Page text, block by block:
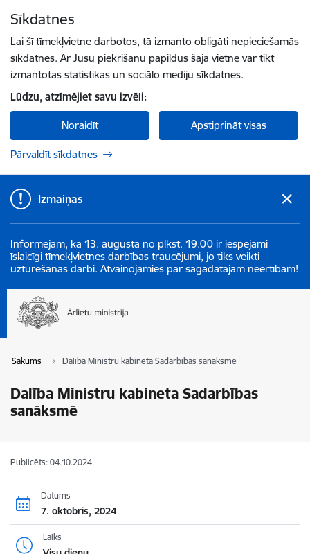
Sīkdatnes
Lai šī tīmekļvietne darbotos, tā izmanto obligāti nepieciešamās
sīkdatnes. Ar Jūsu piekrišanu papildus šajā vietnē var tikt
izmantotas statistikas un sociālo mediju sīkdatnes.
Lūdzu, atzīmējiet savu izvēli:
Noraidīt Apstiprināt visas
Pārvaldīt sīkdatnes
Izmaiņas
Informējam, ka 13. augustā no plkst. 19.00 ir iespējami
īslaicīgi tīmekļvietnes darbības traucējumi, jo tiks veikti
uzturēšanas darbi. Atvainojamies par sagādātajām neērtībām!
Sākums Dalība Ministru kabineta Sadarbības sanāksmē
Dalība Ministru kabineta Sadarbības
sanāksmē
Publicēts: 04.10.2024.
Datums
7. oktobris, 2024
Laiks